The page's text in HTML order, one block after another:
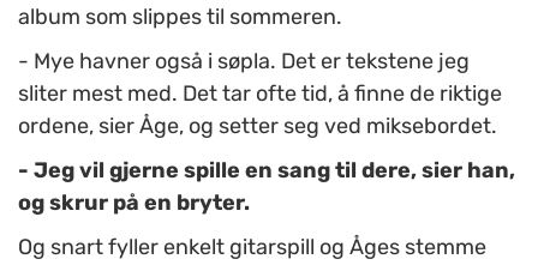
album som slippes til sommeren.
- Mye havner også i søpla. Det er tekstene jeg
sliter mest med. Det tar ofte tid, å finne de riktige
ordene, sier Åge, og setter seg ved miksebordet.
- Jeg vil gjerne spille en sang til dere, sier han,
og skrur på en bryter.
Og snart fyller enkelt gitarspill og Åges stemme